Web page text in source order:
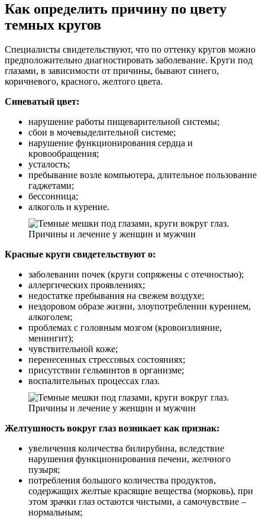
Как определить причину по цвету
темных кругов
Специалисты свидетельствуют, что по оттенку кругов можно
предположительно диагностировать заболевание. Круги под
глазами, в зависимости от причины, бывают синего,
коричневого, красного, желтого цвета.
Синеватый цвет:
нарушение работы пищеварительной системы;
сбои в мочевыделительной системе;
нарушение функционирования сердца и
кровообращения;
усталость;
пребывание возле компьютера, длительное пользование
гаджетами;
бессонница;
алкоголь и курение.
Красные круги свидетельствуют о:
заболевании почек (круги сопряжены с отечностью);
аллергических проявлениях;
недостатке пребывания на свежем воздухе;
нездоровом образе жизни, злоупотреблении курением,
алкоголем;
проблемах с головным мозгом (кровоизлияние,
менингит);
чувствительной коже;
перенесенных стрессовых состояниях;
присутствии гельминтов в организме;
воспалительных процессах глаз.
Желтушность вокруг глаз возникает как признак:
увеличения количества билирубина, вследствие
нарушения функционирования печени, желчного
пузыря;
потребления большого количества продуктов,
содержащих желтые красящие вещества (морковь), при
этом зрачки глаз остаются чистыми, а самочувствие –
нормальным;